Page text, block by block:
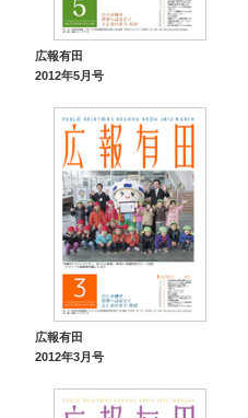
広報有田
2012年5月号
広報有田
2012年3月号